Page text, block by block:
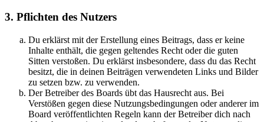
3. Pflichten des Nutzers
Du erklärst mit der Erstellung eines Beitrags, dass er keine
Inhalte enthält, die gegen geltendes Recht oder die guten
Sitten verstoßen. Du erklärst insbesondere, dass du das Recht
besitzt, die in deinen Beiträgen verwendeten Links und Bilder
zu setzen bzw. zu verwenden.
Der Betreiber des Boards übt das Hausrecht aus. Bei
Verstößen gegen diese Nutzungsbedingungen oder anderer im
Board veröffentlichten Regeln kann der Betreiber dich nach